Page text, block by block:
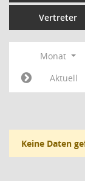
Vertreter
Monat
Aktuell
Keine Daten